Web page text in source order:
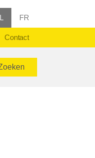
FR
Contact